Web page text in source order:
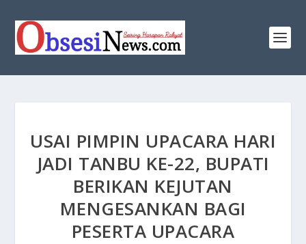
USAI PIMPIN UPACARA HARI
JADI TANBU KE-22, BUPATI
BERIKAN KEJUTAN
MENGESANKAN BAGI
PESERTA UPACARA